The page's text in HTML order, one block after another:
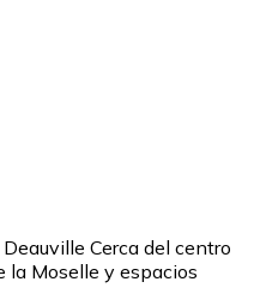
Cerca del centro
la Moselle y espacios